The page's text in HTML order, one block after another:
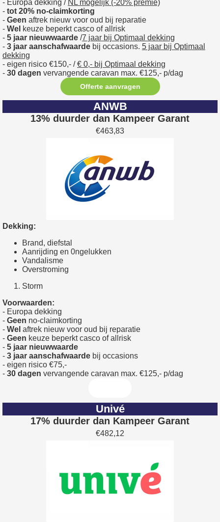
- Europa dekking / NL mogelijk (-20% premie)
- tot 20% no-claimkorting
- Geen aftrek nieuw voor oud bij reparatie
- Wel keuze beperkt casco of allrisk
- 5 jaar nieuwwaarde /7 jaar bij Optimaal dekking
- 3 jaar aanschafwaarde bij occasions. 5 jaar bij Optimaal
dekking
- eigen risico €150,- /€ 0,- bij Optimaal dekking
- 30 dagen vervangende caravan max. €125,- p/dag
Offerte aanvragen
ANWB
13% duurder dan Kampeer Garant
€463,83
Dekking:
Brand, diefstal
Aanrijding en 0ngelukken
Vandalisme
Overstroming
Storm
Voorwaarden:
- Europa dekking
- Geen no-claimkorting
- Wel aftrek nieuw voor oud bij reparatie
- Geen keuze beperkt casco of allrisk
- 5 jaar nieuwwaarde
- 3 jaar aanschafwaarde bij occasions
- eigen risico €75,-
- 30 dagen vervangende caravan max. €125,- p/dag
Univé
17% duurder dan Kampeer Garant
€482,12